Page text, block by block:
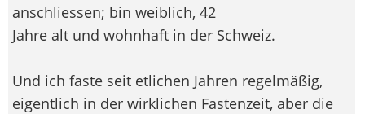
anschliessen; bin weiblich, 42
Jahre alt und wohnhaft in der Schweiz.
Und ich faste seit etlichen Jahren regelmäßig,
eigentlich in der wirklichen Fastenzeit, aber die